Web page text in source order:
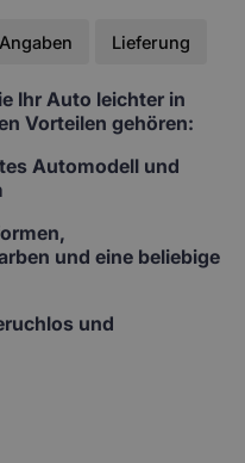
Lieferung
Ihr Auto leichter in
Vorteilen gehören:
Automodell und
und eine beliebige
und